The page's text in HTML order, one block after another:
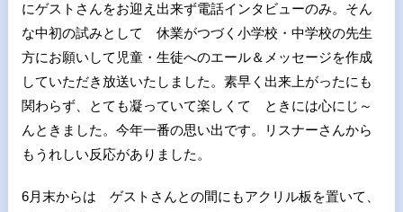
にゲストさんをお迎え出来ず電話インタビューのみ。そん
な中初の試みとして 休業がつづく小学校・中学校の先生
方にお願いして児童・生徒へのエール＆メッセージを作成
していただき放送いたしました。素早く出来上がったにも
関わらず、とても凝っていて楽しくて ときには心にじ～
んときました。今年一番の思い出です。リスナーさんから
もうれしい反応がありました。
6月末からは ゲストさんとの間にもアクリル板を置いて、